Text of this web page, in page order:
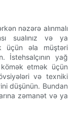
nəzərə alınmalı
sualınız və ya
üçün əla müştəri
İstehsalçının yağ
kömək etmək üçün
və texniki
düşünün. Bundan
zəmanət və ya